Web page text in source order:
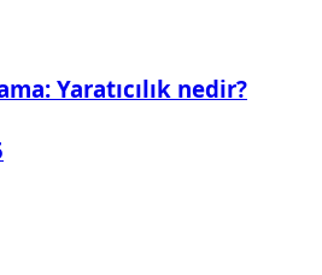
Yaratıcılık nedir?